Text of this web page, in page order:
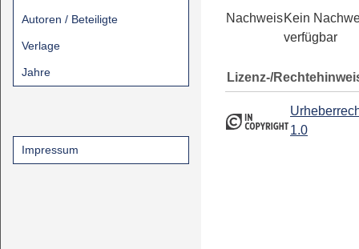
Autoren / Beteiligte
Verlage
Jahre
Impressum
NachweisKein
verfügbar
Lizenz-/
1.0